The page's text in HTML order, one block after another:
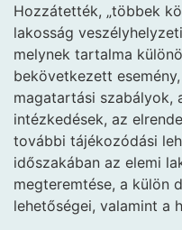
Hozzátették, „többek
lakosság
melynek tartalma
bekövetkezett
magatartási szabályok,
intézkedések, az
további tájékozódási
időszakában az elemi
megteremtése, a külön
lehetőségei, valamint a